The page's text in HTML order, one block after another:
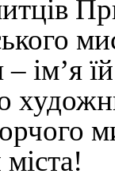
ім’я